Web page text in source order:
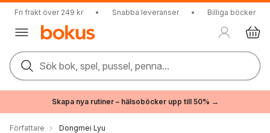
Fri frakt över 249 kr • Snabba leveranser • Billiga böcker
Sök bok, spel, pussel, penna...
Skapa nya rutiner – hälsoböcker upp till 50% →
Författare Dongmei Lyu